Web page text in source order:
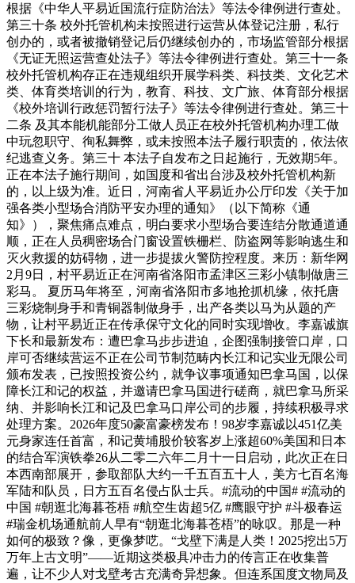
根据《中华人平易近国流行症防治法》等法令律例进行查处。
第三十条 校外托管机构未按照进行运营从体登记注册，私行
创办的，或者被撤销登记后仍继续创办的，市场监管部分根据
《无证无照运营查处法子》等法令律例进行查处。第三十一条
校外托管机构存正在违规组织开展学科类、科技类、文化艺术
类、体育类培训的行为，教育、科技、文广旅、体育部分根据
《校外培训行政惩罚暂行法子》等法令律例进行查处。第三十
二条 及其本能机能部分工做人员正在校外托管机构办理工做
中玩忽职守、徇私舞弊，或未按照本法子履行职责的，依法依
纪逃查义务。第三十 本法子自发布之日起施行，无效期5年。
正在本法子施行期间，如国度和省出台涉及校外托管机构新
的，以上级为准。近日，河南省人平易近办公厅印发《关于加
强各类小型场合消防平安办理的通知》（以下简称《通
知》），聚焦痛点难点，明白要求小型场合要连结分散通道通
顺，正在人员稠密场合门窗设置铁栅栏、防盗网等影响逃生和
灭火救援的妨碍物，进一步提拔火警防控程度。来历：新华网
2月9日，村平易近正在河南省洛阳市孟津区三彩小镇制做唐三
彩马。 夏历马年将至，河南省洛阳市多地抢抓机缘，依托唐
三彩烧制身手和青铜器制做身手，出产各类以马为从题的产
物，让村平易近正在传承保守文化的同时实现增收。李嘉诚旗
下长和最新发布：遭巴拿马步步进迫，企图强制接管口岸，口
岸可否继续营运不正在公司节制范畴内长江和记实业无限公司
颁布发表，已按照投资公约，就争议事项通知巴拿马国，以保
障长江和记的权益，并邀请巴拿马国进行磋商，就巴拿马所采
纳、并影响长江和记及巴拿马口岸公司的步履，持续积极寻求
处理方案。2026年度50豪富豪榜发布！98岁李嘉诚以451亿美
元身家连任首富，和记黄埔股价较客岁上涨超60%美国和日本
的结合军演铁拳26从二零二六年二月十一日启动，此次正在日
本西南部展开，参取部队大约一千五百五十人，美方七百名海
军陆和队员，日方五百名侵占队士兵。#流动的中国# #流动的
中国 #朝逛北海暮苍梧 #航空生齿超5亿 #鹰眼守护 #斗极春运
#瑞金机场通航前人早有“朝逛北海暮苍梧”的咏叹。那是一种
如何的极致？像，更像梦呓。“戈壁下满是人类！2025挖出5万
万年上古文明”——近期这类极具冲击力的传言正在收集普
遍，让不少人对戈壁考古充满奇异想象。但连系国度文物局及